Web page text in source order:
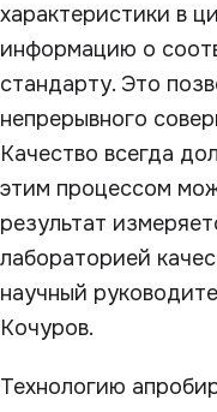
характеристики в
информацию о
стандарту. Это
непрерывного
Качество всегда
этим процессом
результат
лабораторией
научный
Кочуров.
Технологию